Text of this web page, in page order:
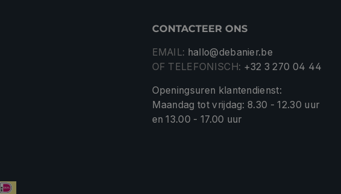
CONTACTEER ONS
EMAIL: hallo@debanier.be
OF TELEFONISCH: +32 3 270 04 44
Openingsuren klantendienst:
Maandag tot vrijdag: 8.30 - 12.30 uur
en 13.00 - 17.00 uur